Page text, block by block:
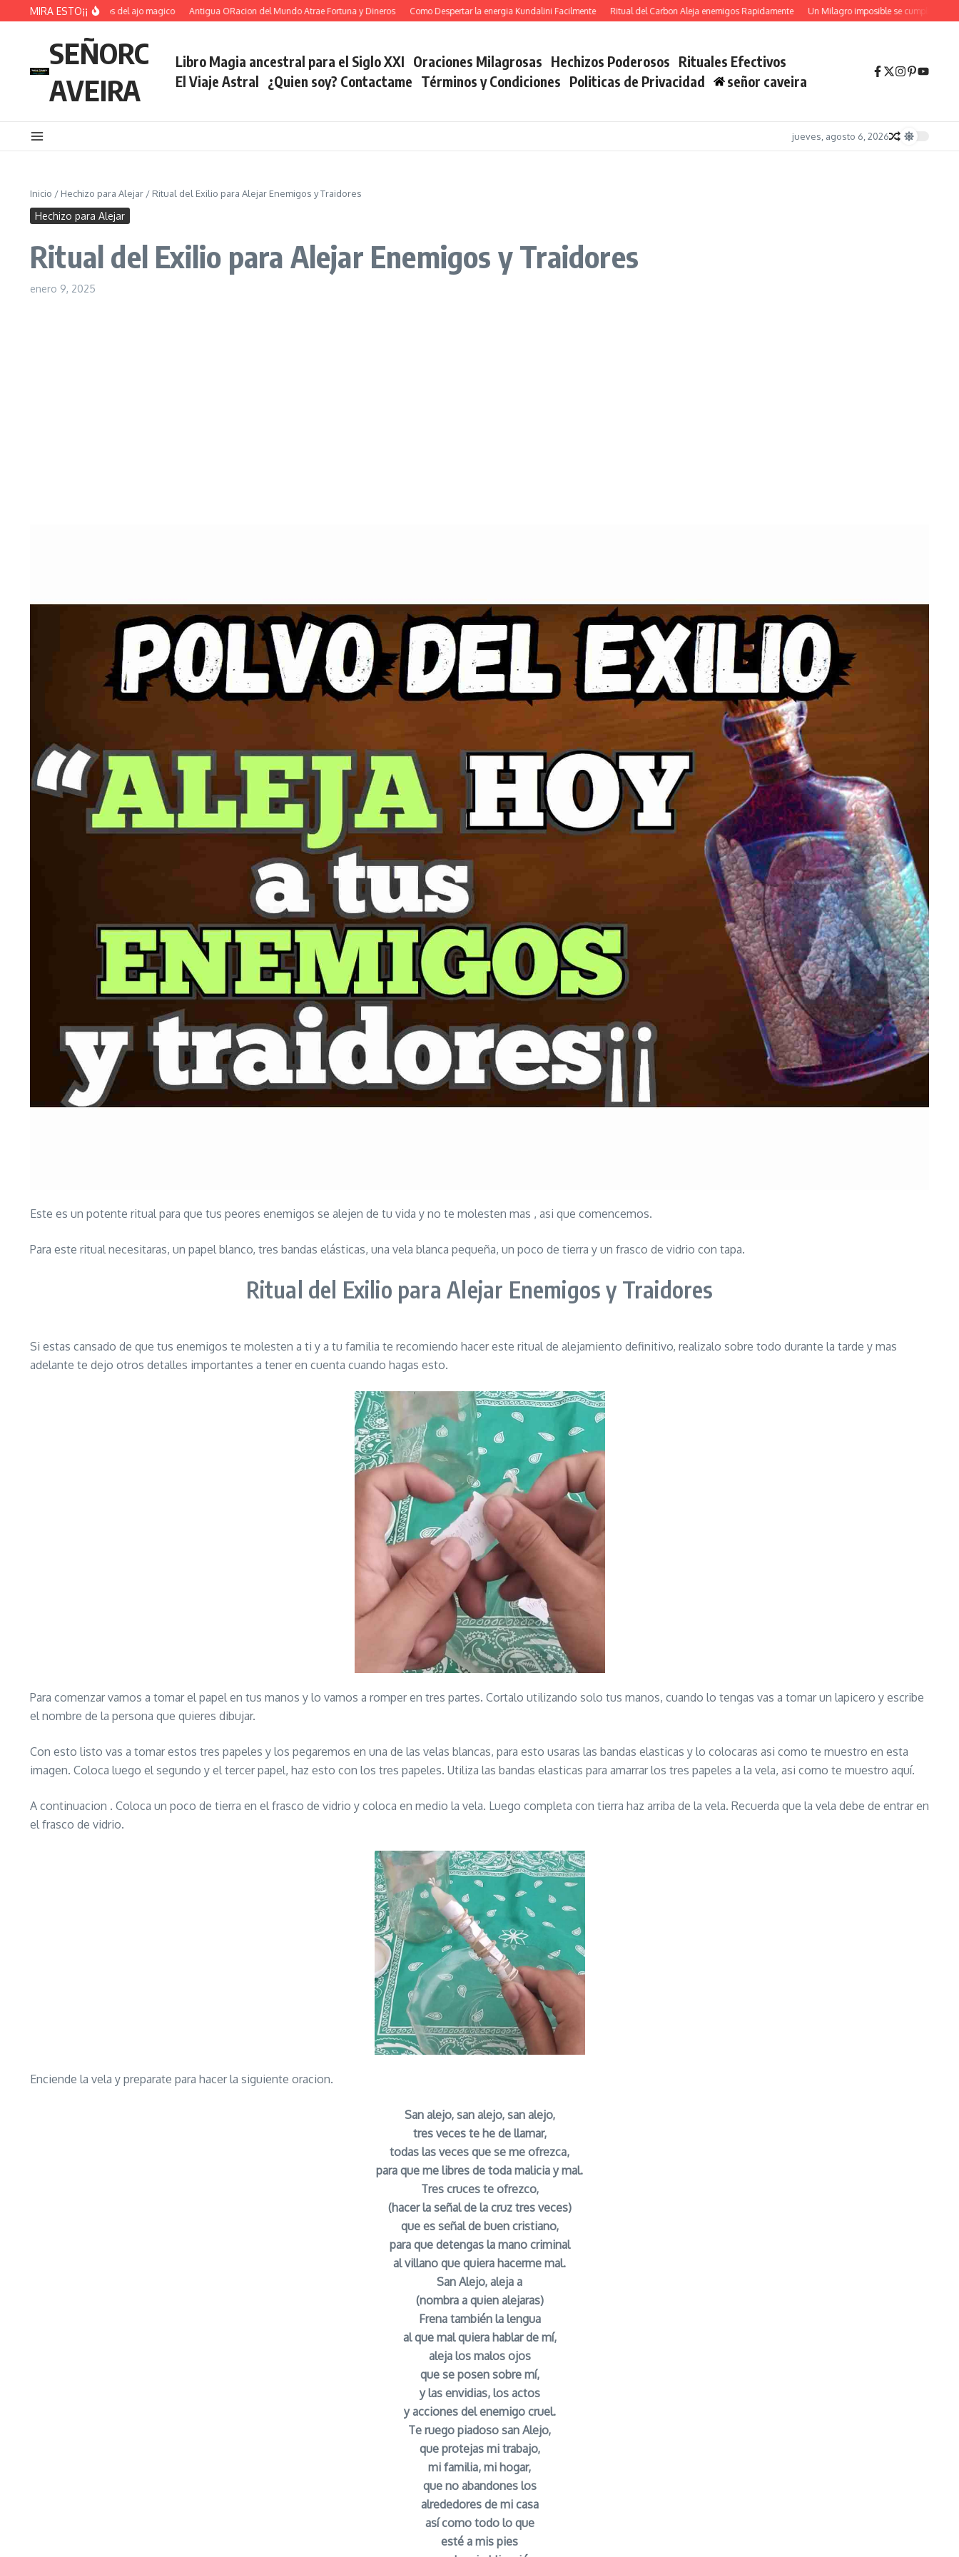
Saltar al contenido
MIRA ESTO¡¡
Ritual voltea hechizos del ajo magico Antigua ORacion del Mundo Atrae Fortuna y Dineros Como Despertar la energia Kundalini Facilmente Ritual del Carbon Aleja enemigos Rapidamente Un Milagro imposible se cumplira YA con
SEÑORC
AVEIRA
Libro Magia ancestral para el Siglo XXI Oraciones Milagrosas Hechizos Poderosos Rituales Efectivos
El Viaje Astral ¿Quien soy? Contactame Términos y Condiciones Politicas de Privacidad señor caveira
jueves, agosto 6, 2026
Inicio / Hechizo para Alejar / Ritual del Exilio para Alejar Enemigos y Traidores
Hechizo para Alejar
Ritual del Exilio para Alejar Enemigos y Traidores
enero 9, 2025
Este es un potente ritual para que tus peores enemigos se alejen de tu vida y no te molesten mas , asi que comencemos.
Para este ritual necesitaras, un papel blanco, tres bandas elásticas, una vela blanca pequeña, un poco de tierra y un frasco de vidrio con tapa.
Ritual del Exilio para Alejar Enemigos y Traidores
Si estas cansado de que tus enemigos te molesten a ti y a tu familia te recomiendo hacer este ritual de alejamiento definitivo, realizalo sobre todo durante la tarde y mas
adelante te dejo otros detalles importantes a tener en cuenta cuando hagas esto.
Para comenzar vamos a tomar el papel en tus manos y lo vamos a romper en tres partes. Cortalo utilizando solo tus manos, cuando lo tengas vas a tomar un lapicero y escribe
el nombre de la persona que quieres dibujar.
Con esto listo vas a tomar estos tres papeles y los pegaremos en una de las velas blancas, para esto usaras las bandas elasticas y lo colocaras asi como te muestro en esta
imagen. Coloca luego el segundo y el tercer papel, haz esto con los tres papeles. Utiliza las bandas elasticas para amarrar los tres papeles a la vela, asi como te muestro aquí.
A continuacion . Coloca un poco de tierra en el frasco de vidrio y coloca en medio la vela. Luego completa con tierra haz arriba de la vela. Recuerda que la vela debe de entrar en
el frasco de vidrio.
Enciende la vela y preparate para hacer la siguiente oracion.
San alejo, san alejo, san alejo,
tres veces te he de llamar,
todas las veces que se me ofrezca,
para que me libres de toda malicia y mal.
Tres cruces te ofrezco,
(hacer la señal de la cruz tres veces)
que es señal de buen cristiano,
para que detengas la mano criminal
al villano que quiera hacerme mal.
San Alejo, aleja a
(nombra a quien alejaras)
Frena también la lengua
al que mal quiera hablar de mí,
aleja los malos ojos
que se posen sobre mí,
y las envidias, los actos
y acciones del enemigo cruel.
Te ruego piadoso san Alejo,
que protejas mi trabajo,
mi familia, mi hogar,
que no abandones los
alrededores de mi casa
así como todo lo que
esté a mis pies